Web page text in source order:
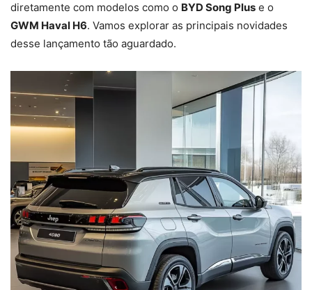
diretamente com modelos como o BYD Song Plus e o
GWM Haval H6. Vamos explorar as principais novidades
desse lançamento tão aguardado.